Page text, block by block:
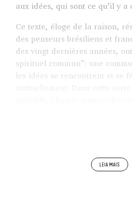
aux idées, qui sont ce qu’il y a
Ce texte, éloge de la raison,
des penseurs brésiliens et
des vingt dernières années,
spirituel commun”: une
les idées se rencontrent et se
même. Plus qu’un recueil
et anthropologiques, ce que